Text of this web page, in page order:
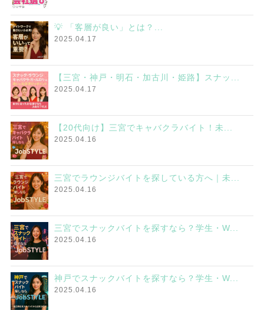
💡 「客層が良い」とは？...
2025.04.17
【三宮・神戸・明石・加古川・姫路】スナッ...
2025.04.17
【20代向け】三宮でキャバクラバイト！未...
2025.04.16
三宮でラウンジバイトを探している方へ｜未...
2025.04.16
三宮でスナックバイトを探すなら？学生・W...
2025.04.16
神戸でスナックバイトを探すなら？学生・W...
2025.04.16